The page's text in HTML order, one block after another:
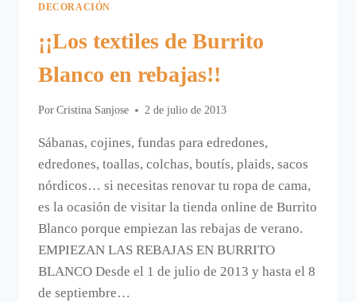
DECORACIÓN
¡¡Los textiles de Burrito
Blanco en rebajas!!
Por Cristina Sanjose 2 de julio de 2013
Sábanas, cojines, fundas para edredones,
edredones, toallas, colchas, boutís, plaids, sacos
nórdicos… si necesitas renovar tu ropa de cama,
es la ocasión de visitar la tienda online de Burrito
Blanco porque empiezan las rebajas de verano.
EMPIEZAN LAS REBAJAS EN BURRITO
BLANCO Desde el 1 de julio de 2013 y hasta el 8
de septiembre…